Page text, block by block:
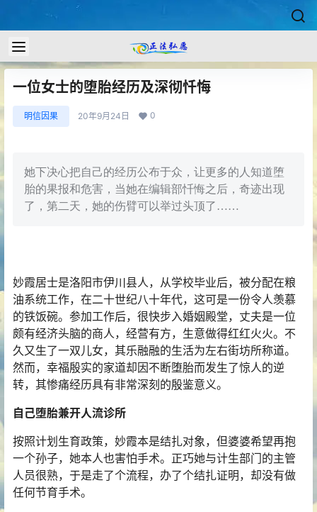
一位女士的堕胎经历及深彻忏悔
明信因果 20年9月24日 0
她下决心把自己的经历公布于众，让更多的人知道堕
胎的果报和危害，当她在编辑部忏悔之后，奇迹出现
了，第二天，她的伤臂可以举过头顶了……
妙霞居士是洛阳市伊川县人，从学校毕业后，被分配在粮
油系统工作，在二十世纪八十年代，这可是一份令人羡慕
的铁饭碗。参加工作后，很快步入婚姻殿堂，丈夫是一位
颇有经济头脑的商人，经营有方，生意做得红红火火。不
久又生了一双儿女，其乐融融的生活为左右街坊所称道。
然而，幸福殷实的家道却因不断堕胎而发生了惊人的逆
转，其惨痛经历具有非常深刻的殷鉴意义。
自己堕胎兼开人流诊所
按照计划生育政策，妙霞本是结扎对象，但婆婆希望再抱
一个孙子，她本人也害怕手术。正巧她与计生部门的主管
人员很熟，于是走了个流程，办了个结扎证明，却没有做
任何节育手术。